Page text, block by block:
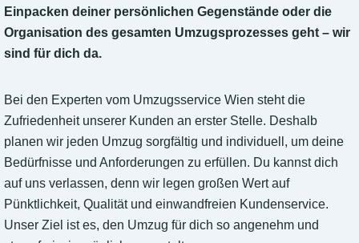
Einpacken deiner persönlichen Gegenstände oder die
Organisation des gesamten Umzugsprozesses geht – wir
sind für dich da.
Bei den Experten vom Umzugsservice Wien steht die
Zufriedenheit unserer Kunden an erster Stelle. Deshalb
planen wir jeden Umzug sorgfältig und individuell, um deine
Bedürfnisse und Anforderungen zu erfüllen. Du kannst dich
auf uns verlassen, denn wir legen großen Wert auf
Pünktlichkeit, Qualität und einwandfreien Kundenservice.
Unser Ziel ist es, den Umzug für dich so angenehm und